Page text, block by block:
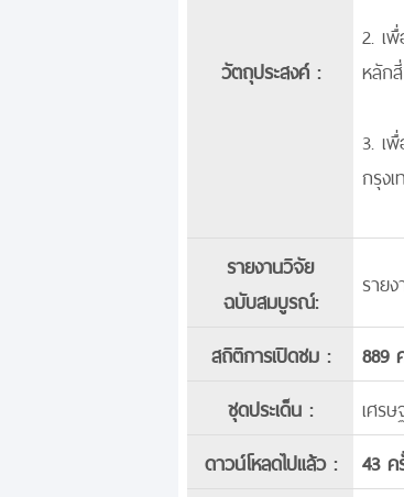
วัตถุประสงค์ :
2. เ
หลัก
3. เ
กรุง
รายงานวิจัย
ฉบับสมบูรณ์:
ราย
สถิติการเปิดชม :
889
ชุดประเด็น :
เศร
ดาวน์โหลดไปแล้ว :
43 ค